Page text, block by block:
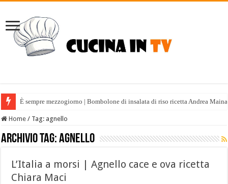
È sempre mezzogiorno | Bombolone di insalata di riso ricetta Andrea
Home / Tag: agnello
Archivio tag:agnello
L’Italia a morsi | Agnello cace e ova ricetta
Chiara Maci